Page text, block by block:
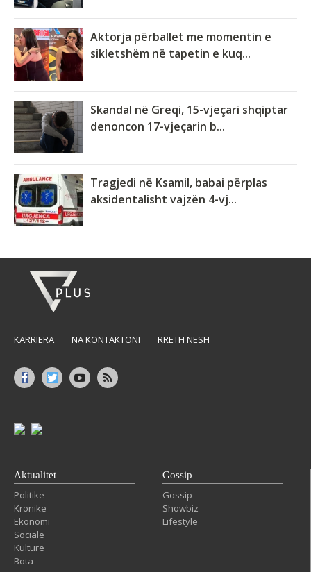
Aktorja përballet me momentin e
sikletshëm në tapetin e kuq...
Skandal në Greqi, 15-vjeçari shqiptar
denoncon 17-vjeçarin b...
Tragjedi në Ksamil, babai përplas
aksidentalisht vajzën 4-vj...
KARRIERA NA KONTAKTONI RRETH NESH
Aktualitet
Politike
Kronike
Ekonomi
Sociale
Kulture
Bota
Gossip
Gossip
Showbiz
Lifestyle